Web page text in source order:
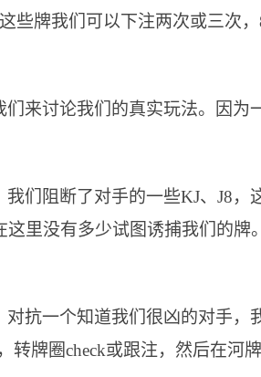
些牌我们可以下注两次或三次，
们来讨论我们的真实玩法。因为
我们阻断了对手的一些KJ、J8
这里没有多少试图诱捕我们的牌。
对抗一个知道我们很凶的对手，
转牌圈check或跟注，然后在河